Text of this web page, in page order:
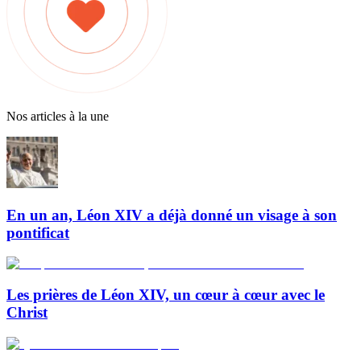
Nos articles à la une
En un an, Léon XIV a déjà donné un visage à son
pontificat
Les prières de Léon XIV, un cœur à cœur avec le
Christ